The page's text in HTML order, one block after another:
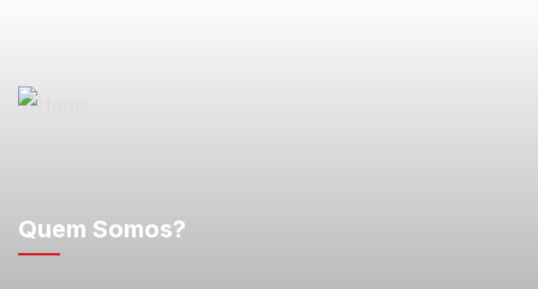
Quem Somos?